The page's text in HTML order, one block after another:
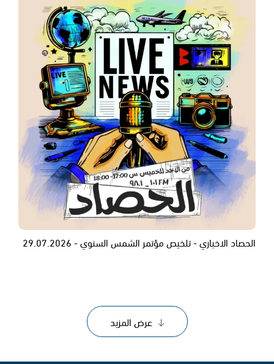
الحصاد الاخباري - تلخيص مؤتمر الشمس السنوي - 29.07.2026
عرض المزيد